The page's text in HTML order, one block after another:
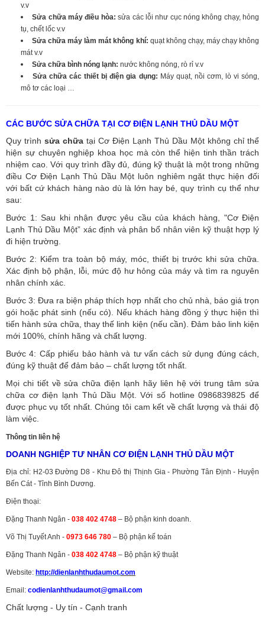
v.v
Sửa chữa máy điều hòa: sửa các lỗi như cục nóng không chạy, hỏng
tụ, chết lốc v.v
Sửa chữa máy làm mát không khí: quạt không chạy, máy chạy không
mát v.v
Sửa chữa bình nóng lạnh: nước không nóng, rò rỉ v.v
Sửa chữa các thiết bị điện gia dụng: Máy quạt, nồi cơm, lò vi sóng,
mô tơ các loại …
CÁC BƯỚC SỬA CHỮA TẠI CƠ ĐIỆN LẠNH THỦ DẦU MỘT
Quy trình sửa chữa tại Cơ Điện Lạnh Thủ Dầu Một không chỉ thể
hiện sự chuyên nghiệp khoa học mà còn thể hiện tinh thần trách
nhiệm cao. Với quy trình đầy đủ, đúng kỹ thuật là một trong những
điều Cơ Điện Lạnh Thủ Dầu Một luôn nghiêm ngặt thực hiện đối
với bất cứ khách hàng nào dù là lớn hay bé, quy trình cụ thể như
sau:
Bước 1: Sau khi nhận được yêu cầu của khách hàng, "Cơ Điện
Lạnh Thủ Dầu Một” xác định và phân bổ nhân viên kỹ thuật hợp lý
đi hiện trường.
Bước 2: Kiểm tra toàn bộ máy, móc, thiết bị trước khi sửa chữa.
Xác định bộ phận, lỗi, mức độ hư hỏng của máy và tìm ra nguyên
nhân chính xác.
Bước 3: Đưa ra biện pháp thích hợp nhất cho chủ nhà, báo giá trọn
gói hoặc phát sinh (nếu có). Nếu khách hàng đồng ý thực hiện thì
tiến hành sửa chữa, thay thế linh kiện (nếu cần). Đảm bảo linh kiện
mới 100%, chính hãng và chất lượng.
Bước 4: Cấp phiếu bảo hành và tư vấn cách sử dụng đúng cách,
đúng kỹ thuật để đảm bảo – chất lượng tốt nhất.
Mọi chi tiết về sửa chữa điện lạnh hãy liên hệ với trung tâm sửa
chữa cơ điện lạnh Thủ Dầu Một. Với số hotline 0986839825 để
được phục vụ tốt nhất. Chúng tôi cam kết về chất lượng và thái độ
làm việc.
Thông tin liên hệ
DOANH NGHIỆP TƯ NHÂN CƠ ĐIỆN LẠNH THỦ DẦU MỘT
Địa chỉ: H2-03 Đường D8 - Khu Đô thị Thịnh Gia - Phường Tân Định - Huyện
Bến Cát - Tỉnh Bình Dương.
Điện thoại:
Đặng Thanh Ngân - 038 402 4748 – Bộ phận kinh doanh.
Võ Thị Tuyết Anh - 0973 646 780 – Bộ phận kế toán
Đặng Thanh Ngân - 038 402 4748 – Bộ phận kỹ thuật
Website: http://dienlanhthudaumot.com
Email: codienlanhthudaumot@gmail.com
Chất lượng - Uy tín - Cạnh tranh